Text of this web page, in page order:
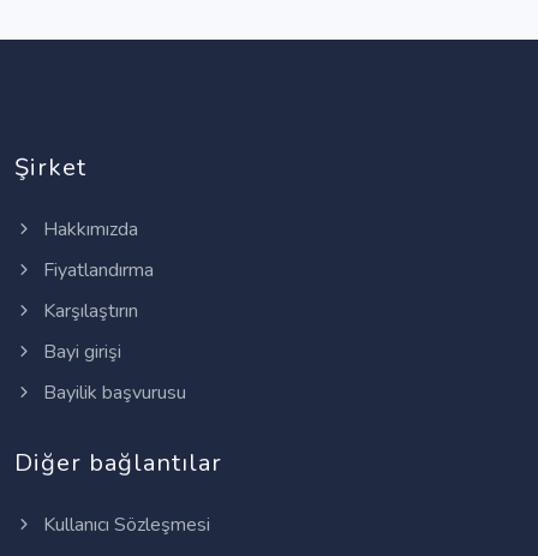
Şirket
Hakkımızda
Fiyatlandırma
Karşılaştırın
Bayi girişi
Bayilik başvurusu
Diğer bağlantılar
Kullanıcı Sözleşmesi